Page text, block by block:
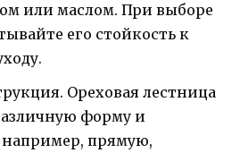
или маслом. При выборе
его стойкость к
Ореховая лестница
форму и
прямую,